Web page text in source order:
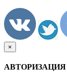
×
АВТОРИЗАЦИЯ